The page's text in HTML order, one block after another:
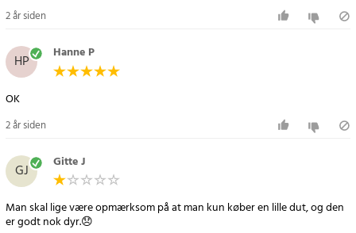
2 år siden
HP Hanne P
OK
2 år siden
GJ Gitte J
Man skal lige være opmærksom på at man kun køber en lille dut, og den
er godt nok dyr.😞